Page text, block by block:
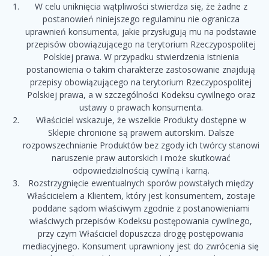
W celu uniknięcia wątpliwości stwierdza się, że żadne z
postanowień niniejszego regulaminu nie ogranicza
uprawnień konsumenta, jakie przysługują mu na podstawie
przepisów obowiązującego na terytorium Rzeczypospolitej
Polskiej prawa. W przypadku stwierdzenia istnienia
postanowienia o takim charakterze zastosowanie znajdują
przepisy obowiązującego na terytorium Rzeczypospolitej
Polskiej prawa, a w szczególności Kodeksu cywilnego oraz
ustawy o prawach konsumenta.
Właściciel wskazuje, że wszelkie Produkty dostępne w
Sklepie chronione są prawem autorskim. Dalsze
rozpowszechnianie Produktów bez zgody ich twórcy stanowi
naruszenie praw autorskich i może skutkować
odpowiedzialnością cywilną i karną.
Rozstrzygnięcie ewentualnych sporów powstałych między
Właścicielem a Klientem, który jest konsumentem, zostaje
poddane sądom właściwym zgodnie z postanowieniami
właściwych przepisów Kodeksu postępowania cywilnego,
przy czym Właściciel dopuszcza drogę postępowania
mediacyjnego. Konsument uprawniony jest do zwrócenia się